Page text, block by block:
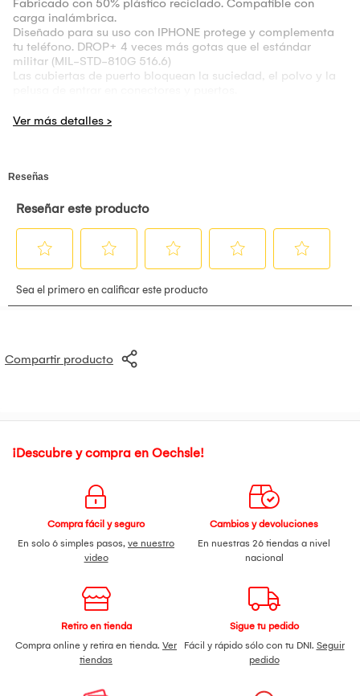
Fabricado con 50% plástico reciclado. Compatible con
carga inalámbrica.
Diseñado para su uso con IPHONE protege y complementa
tu teléfono. DROP+ 4 veces más gotas que el estándar
militar (MIL-STD-810G 516.6)
Las cubiertas de puerto bloquean la suciedad, el polvo y la
soporte manos libres.
Compartir producto
¡Descubre y compra en Oechsle!
Compra fácil y seguro
En solo 6 simples pasos, ve nuestro
video
Cambios y devoluciones
En nuestras 26 tiendas a nivel
nacional
Retiro en tienda
Compra online y retira en tienda. Ver
tiendas
Sigue tu pedido
Fácil y rápido sólo con tu DNI. Seguir
pedido